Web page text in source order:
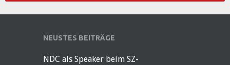
NEUSTES BEITRÄGE
NDC als Speaker beim SZ-